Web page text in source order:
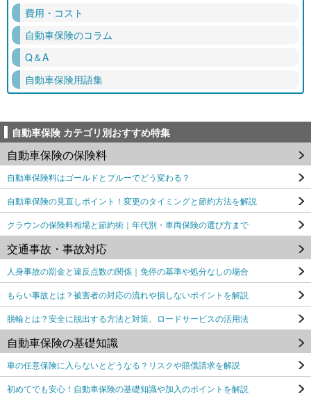
費用・コスト
自動車保険のコラム
Q＆A
自動車保険用語集
自動車保険 カテゴリ別おすすめ特集
自動車保険の保険料
自動車保険料はゴールドとブルーでどう変わる？
自動車保険の見直しポイント！変更のタイミングと節約方法を解説
クラウンの保険料相場と節約術｜年代別・車両保険の選び方まで
交通事故・事故対応
人身事故の罰金と違反点数の関係｜免停の基準や処分なしの場合
もらい事故とは？被害者の対応の流れや損しないポイントを解説
脱輪とは？安全に脱出する方法と対策、ロードサービスの活用法
自動車保険の基礎知識
車の任意保険に入らないとどうなる？リスクや賠償請求を解説
初めてでも安心！自動車保険の基礎知識や加入のポイントを解説